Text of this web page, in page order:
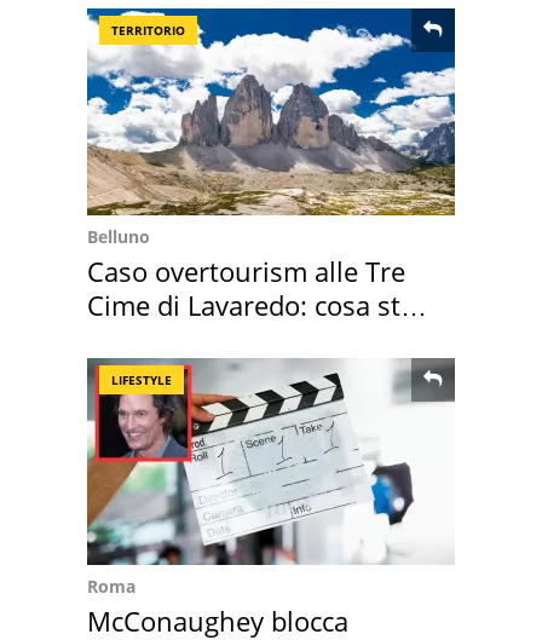
TERRITORIO
Belluno
Caso overtourism alle Tre
Cime di Lavaredo: cosa sta
LIFESTYLE
Roma
McConaughey blocca